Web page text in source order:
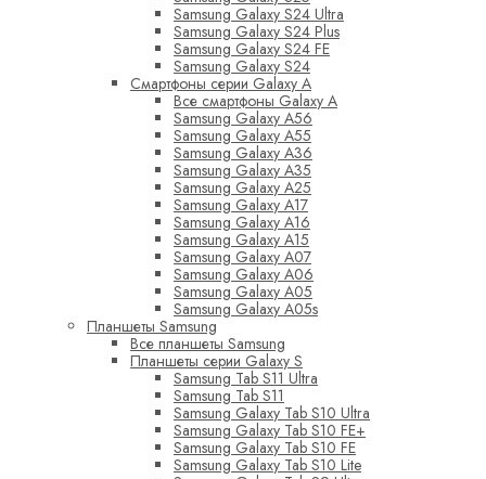
Samsung Galaxy S24 Ultra
Samsung Galaxy S24 Plus
Samsung Galaxy S24 FE
Samsung Galaxy S24
Смартфоны серии Galaxy A
Все смартфоны Galaxy A
Samsung Galaxy A56
Samsung Galaxy A55
Samsung Galaxy A36
Samsung Galaxy A35
Samsung Galaxy A25
Samsung Galaxy A17
Samsung Galaxy A16
Samsung Galaxy A15
Samsung Galaxy A07
Samsung Galaxy A06
Samsung Galaxy A05
Samsung Galaxy A05s
Планшеты Samsung
Все планшеты Samsung
Планшеты серии Galaxy S
Samsung Tab S11 Ultra
Samsung Tab S11
Samsung Galaxy Tab S10 Ultra
Samsung Galaxy Tab S10 FE+
Samsung Galaxy Tab S10 FE
Samsung Galaxy Tab S10 Lite